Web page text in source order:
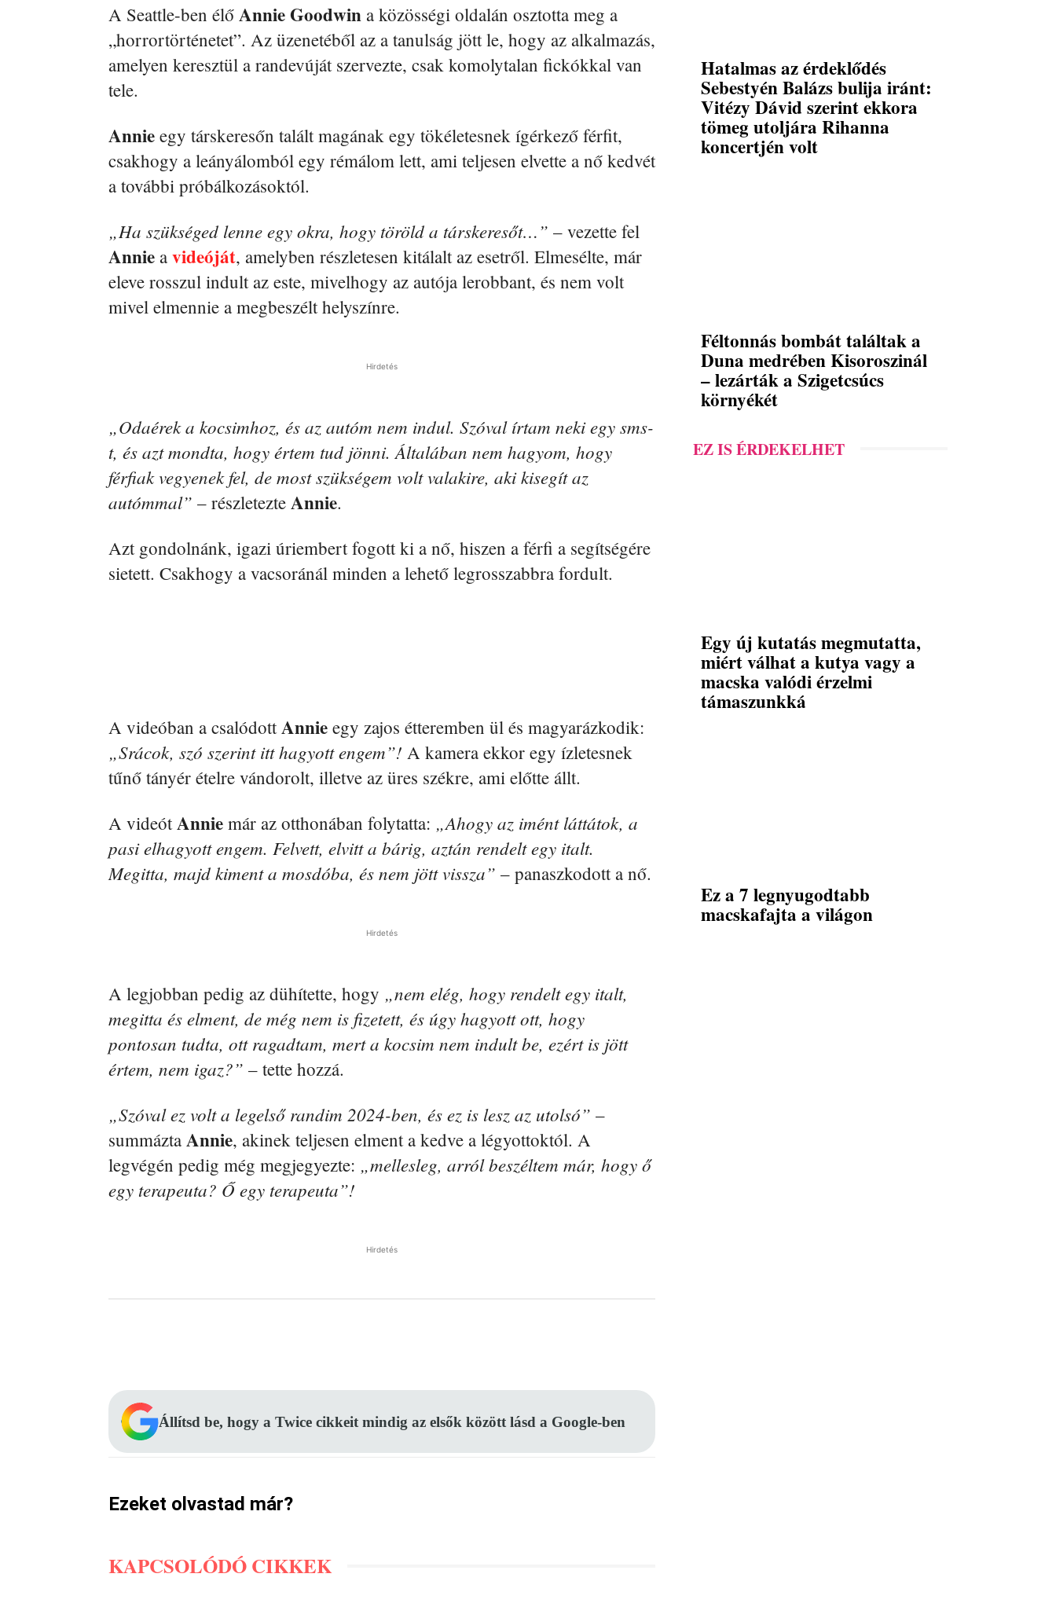
A Seattle-ben élő Annie Goodwin a közösségi oldalán osztotta meg a
„horrortörténetet”. Az üzenetéből az a tanulság jött le, hogy az alkalmazás,
amelyen keresztül a randevúját szervezte, csak komolytalan fickókkal van
tele.
Annie egy társkeresőn talált magának egy tökéletesnek ígérkező férfit,
csakhogy a leányálomból egy rémálom lett, ami teljesen elvette a nő kedvét
a további próbálkozásoktól.
„Ha szükséged lenne egy okra, hogy töröld a társkeresőt…” – vezette fel
Annie a videóját, amelyben részletesen kitálalt az esetről. Elmesélte, már
eleve rosszul indult az este, mivelhogy az autója lerobbant, és nem volt
mivel elmennie a megbeszélt helyszínre.
Hirdetés
„Odaérek a kocsimhoz, és az autóm nem indul. Szóval írtam neki egy sms-
t, és azt mondta, hogy értem tud jönni. Általában nem hagyom, hogy
férfiak vegyenek fel, de most szükségem volt valakire, aki kisegít az
autómmal” – részletezte Annie.
Azt gondolnánk, igazi úriembert fogott ki a nő, hiszen a férfi a segítségére
sietett. Csakhogy a vacsoránál minden a lehető legrosszabbra fordult.
A videóban a csalódottAnnie egy zajos étteremben ül és magyarázkodik:
„Srácok, szó szerint itt hagyott engem”! A kamera ekkor egy ízletesnek
tűnő tányér ételre vándorolt, illetve az üres székre, ami előtte állt.
A videótAnnie már az otthonában folytatta: „Ahogy az imént láttátok, a
pasi elhagyott engem. Felvett, elvitt a bárig, aztán rendelt egy italt.
Megitta, majd kiment a mosdóba, és nem jött vissza” – panaszkodott a nő.
Hirdetés
A legjobban pedig az dühítette, hogy „nem elég, hogy rendelt egy italt,
megitta és elment, de még nem is fizetett, és úgy hagyott ott, hogy
pontosan tudta, ott ragadtam, mert a kocsim nem indult be, ezért is jött
értem, nem igaz?” – tette hozzá.
„Szóval ez volt a legelső randim 2024-ben, és ez is lesz az utolsó” –
summázta Annie, akinek teljesen elment a kedve a légyottoktól. A
legvégén pedig még megjegyezte: „mellesleg, arról beszéltem már, hogy ő
egy terapeuta? Ő egy terapeuta”!
Hirdetés
Állítsd be, hogy a Twice cikkeit mindig az elsők között lásd a Google-ben
Ezeket olvastad már?
KAPCSOLÓDÓ CIKKEK
Hatalmas az érdeklődés
Sebestyén Balázs bulija iránt:
Vitézy Dávid szerint ekkora
tömeg utoljára Rihanna
koncertjén volt
Féltonnás bombát találtak a
Duna medrében Kisoroszinál
– lezárták a Szigetcsúcs
környékét
EZ IS ÉRDEKELHET
Egy új kutatás megmutatta,
miért válhat a kutya vagy a
macska valódi érzelmi
támaszunkká
Ez a 7 legnyugodtabb
macskafajta a világon